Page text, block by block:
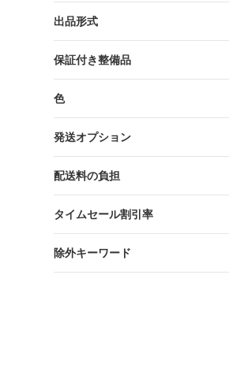
出品形式
保証付き整備品
色
発送オプション
配送料の負担
タイムセール割引率
除外キーワード